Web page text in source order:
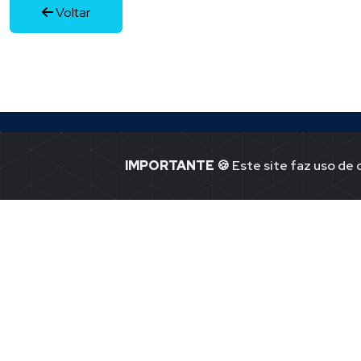
Voltar
Jornal Ponto -
IMPORTANTE 🍪 Este site faz uso